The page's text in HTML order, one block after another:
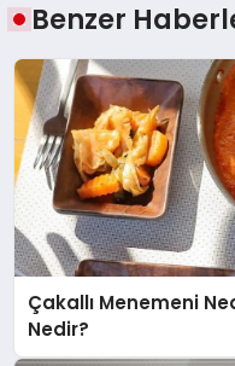
Benzer
Çakallı Menemeni
Nedir?